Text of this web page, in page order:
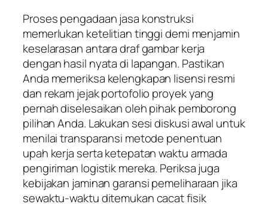
Proses pengadaan jasa konstruksi
memerlukan ketelitian tinggi demi menjamin
keselarasan antara draf gambar kerja
dengan hasil nyata di lapangan. Pastikan
Anda memeriksa kelengkapan lisensi resmi
dan rekam jejak portofolio proyek yang
pernah diselesaikan oleh pihak pemborong
pilihan Anda. Lakukan sesi diskusi awal untuk
menilai transparansi metode penentuan
upah kerja serta ketepatan waktu armada
pengiriman logistik mereka. Periksa juga
kebijakan jaminan garansi pemeliharaan jika
sewaktu-waktu ditemukan cacat fisik